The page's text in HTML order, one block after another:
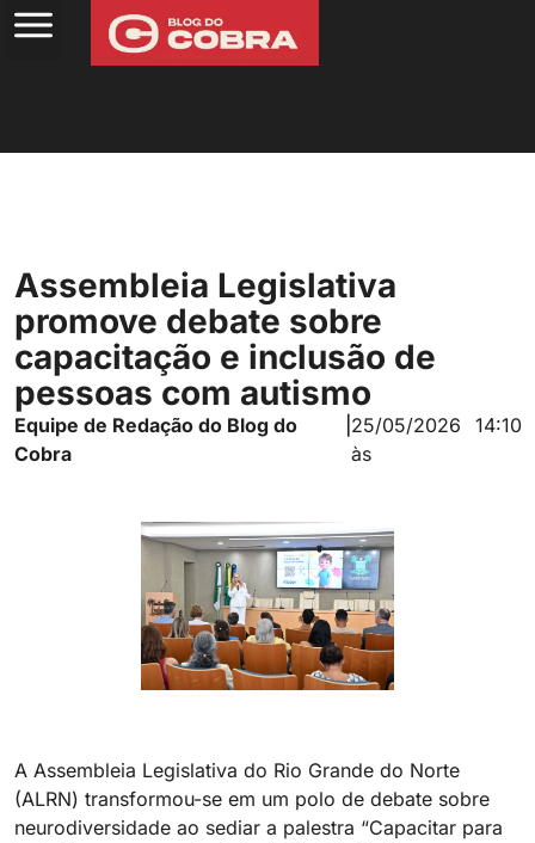
Assembleia Legislativa
promove debate sobre
capacitação e inclusão de
pessoas com autismo
Equipe de Redação do Blog do
Cobra
25/05/2026
às
14:10
A Assembleia Legislativa do Rio Grande do Norte
(ALRN) transformou-se em um polo de debate sobre
neurodiversidade ao sediar a palestra “Capacitar para